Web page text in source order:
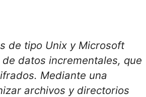
de tipo Unix y Microsoft
datos incrementales, que
Mediante una
archivos y directorios